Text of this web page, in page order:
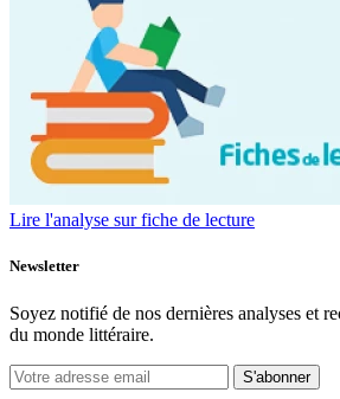
Lire l'analyse sur fiche de lecture
Newsletter
Soyez notifié de nos dernières analyses et
du monde littéraire.
S'abonner